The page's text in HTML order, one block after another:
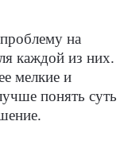
на
каждой из них.
мелкие и
понять суть